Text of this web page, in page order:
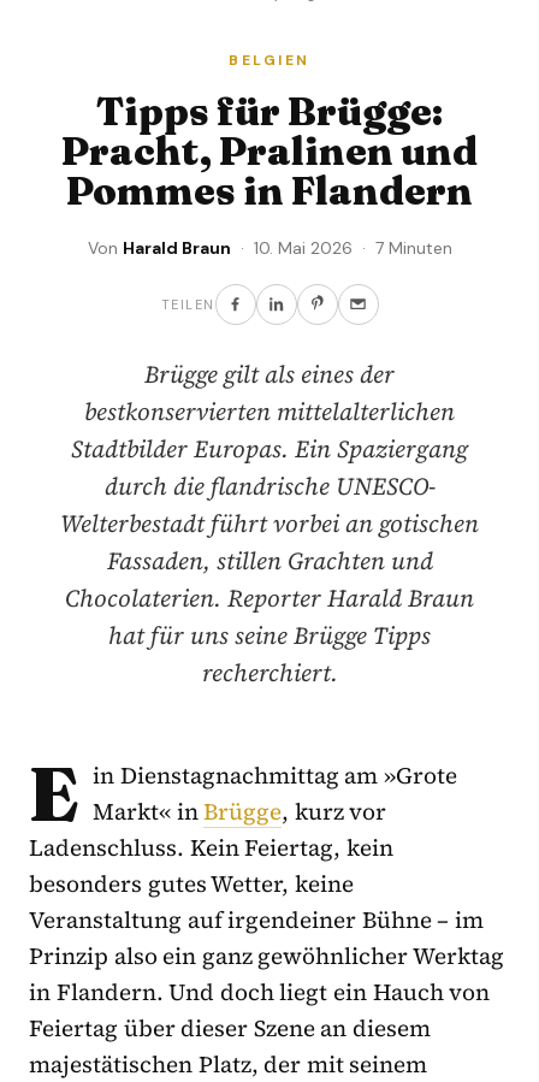
BELGIEN
Tipps für Brügge:
Pracht, Pralinen und
Pommes in Flandern
Von Harald Braun · 10. Mai 2026 · 7 Minuten
TEILEN
Brügge gilt als eines der
bestkonservierten mittelalterlichen
Stadtbilder Europas. Ein Spaziergang
durch die flandrische UNESCO-
Welterbestadt führt vorbei an gotischen
Fassaden, stillen Grachten und
Chocolaterien. Reporter Harald Braun
hat für uns seine Brügge Tipps
recherchiert.
E in Dienstagnachmittag am »Grote
Markt« inBrügge, kurz vor
Ladenschluss. Kein Feiertag, kein
besonders gutes Wetter, keine
Veranstaltung auf irgendeiner Bühne – im
Prinzip also ein ganz gewöhnlicher Werktag
in Flandern. Und doch liegt ein Hauch von
Feiertag über dieser Szene an diesem
majestätischen Platz, der mit seinem